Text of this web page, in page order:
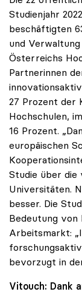
Studienjahr
beschäftigten
und
Österreichs
Partnerinnen
27 Prozent der
Hochschulen,
16 Prozent.
europäischen
Studie über
Universitäten.
besser. Die
Bedeutung
Arbeitsmarkt:
bevorzugt in
Vitouch: Dank